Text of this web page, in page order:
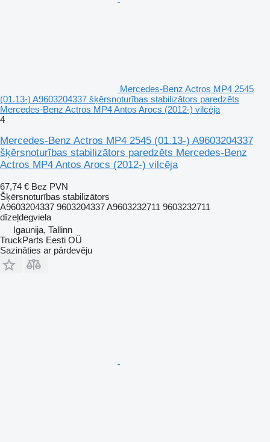
Mercedes-Benz Actros MP4 2545
(01.13-) A9603204337 šķērsnoturības stabilizātors paredzēts
Mercedes-Benz Actros MP4 Antos Arocs (2012-) vilcēja
4
Mercedes-Benz Actros MP4 2545 (01.13-) A9603204337
šķērsnoturības stabilizātors paredzēts Mercedes-Benz
Actros MP4 Antos Arocs (2012-) vilcēja
67,74 € Bez PVN
Šķērsnoturības stabilizātors
A9603204337 9603204337 A9603232711 9603232711
dīzeļdegviela
Igaunija, Tallinn
TruckParts Eesti OÜ
Sazināties ar pārdevēju